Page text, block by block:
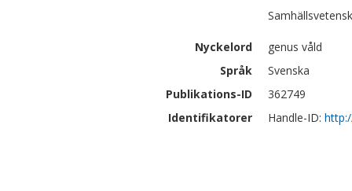
Nyckelord
genus våld
Språk
Svenska
Publikations-ID
362749
Identifikatorer
Handle-ID: